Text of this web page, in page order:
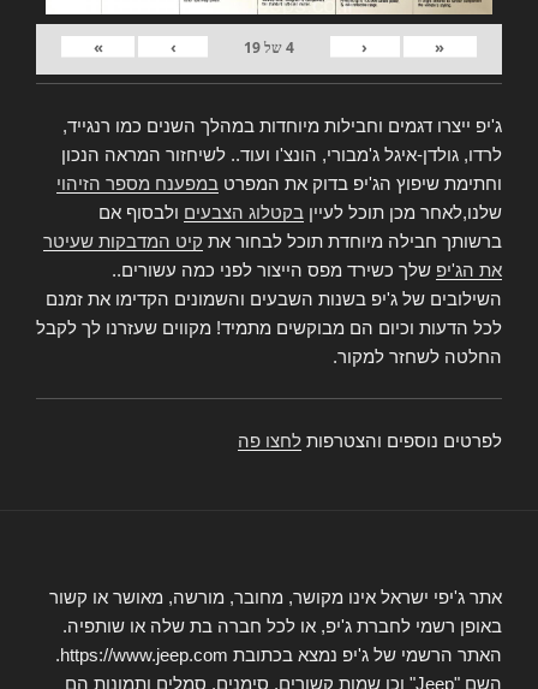
«
‹
4של19
›
»
ג'יפ ייצרו דגמים וחבילות מיוחדות במהלך השנים כמו רנגייד,
לרדו, גולדן-איגל ג'מבורי, הונצ'ו ועוד.. לשיחזור המראה הנכון
וחתימת שיפוץ הג'יפ בדוק את המפרט במפענח מספר הזיהוי
שלנו,לאחר מכן תוכל לעיין בקטלוג הצבעים ולבסוף אם
ברשותך חבילה מיוחדת תוכל לבחור את קיט המדבקות שעיטר
את הג'יפ שלך כשירד מפס הייצור לפני כמה עשורים..
השילובים של ג'יפ בשנות השבעים והשמונים הקדימו את זמנם
לכל הדעות וכיום הם מבוקשים מתמיד! מקווים שעזרנו לך לקבל
החלטה לשחזר למקור.
לפרטים נוספים והצטרפות לחצו פה
אתר ג'יפי ישראל אינו מקושר, מחובר, מורשה, מאושר או קשור
באופן רשמי לחברת ג'יפ, או לכל חברה בת שלה או שותפיה.
האתר הרשמי של ג'יפ נמצא בכתובת https://www.jeep.com.
השם "Jeep" וכן שמות קשורים, סימנים, סמלים ותמונות הם